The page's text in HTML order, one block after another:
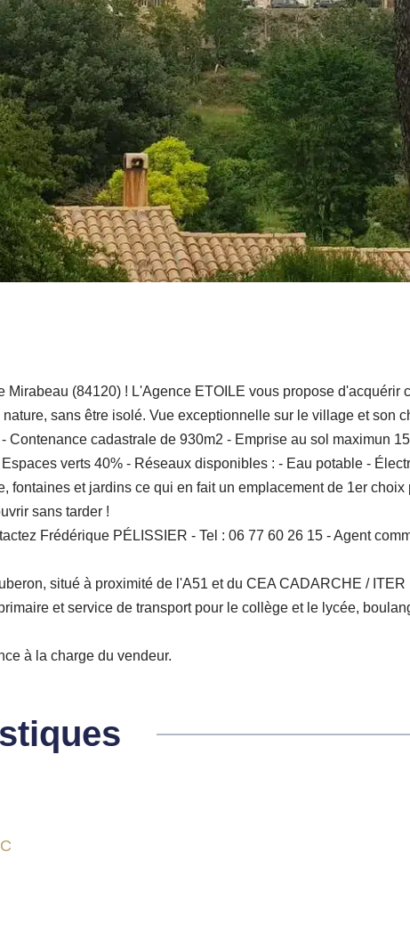
Mirabeau (84120) ! L'Agence ETOILE vous propose
sans être isolé. Vue exceptionnelle sur le village et son
Contenance cadastrale de 930m2 - Emprise au sol maximun
verts 40% - Réseaux disponibles : - Eau potable -
fontaines et jardins ce qui en fait un emplacement de 1er
sans tarder !
Frédérique PÉLISSIER - Tel : 06 77 60 26 15 - Agent
situé à proximité de l'A51 et du CEA CADARCHE /
et service de transport pour le collège et le lycée,
à la charge du vendeur.